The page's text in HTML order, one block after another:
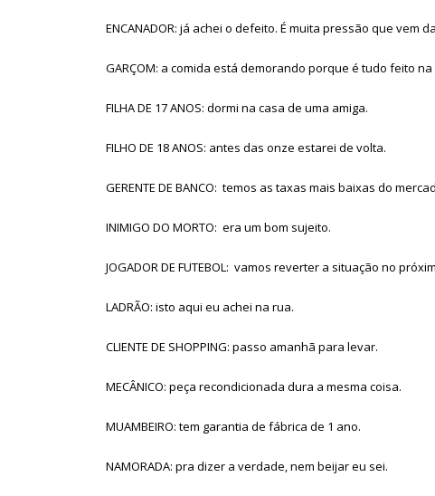
ENCANADOR: já achei o defeito. É muita pressão que vem
GARÇOM: a comida está demorando porque é tudo feito na
FILHA DE 17 ANOS: dormi na casa de uma amiga.
FILHO DE 18 ANOS: antes das onze estarei de volta.
GERENTE DE BANCO: temos as taxas mais baixas do
INIMIGO DO MORTO: era um bom sujeito.
JOGADOR DE FUTEBOL: vamos reverter a situação no
LADRÃO: isto aqui eu achei na rua.
CLIENTE DE SHOPPING: passo amanhã para levar.
MECÂNICO: peça recondicionada dura a mesma coisa.
MUAMBEIRO: tem garantia de fábrica de 1 ano.
NAMORADA: pra dizer a verdade, nem beijar eu sei.